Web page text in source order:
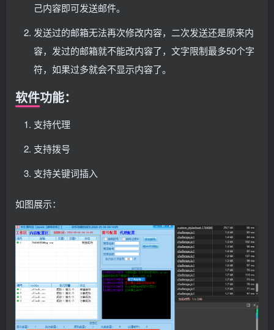
己内容即可发送邮件。
发送过的邮箱无法再次修改内容，二次发送还是原来内
容，发过的邮箱就不能改内容了，文字限制最多50个字
符，如果过多就会不显示内容了。
软件功能：
支持代理
支持拨号
支持关键词插入
如图展示：